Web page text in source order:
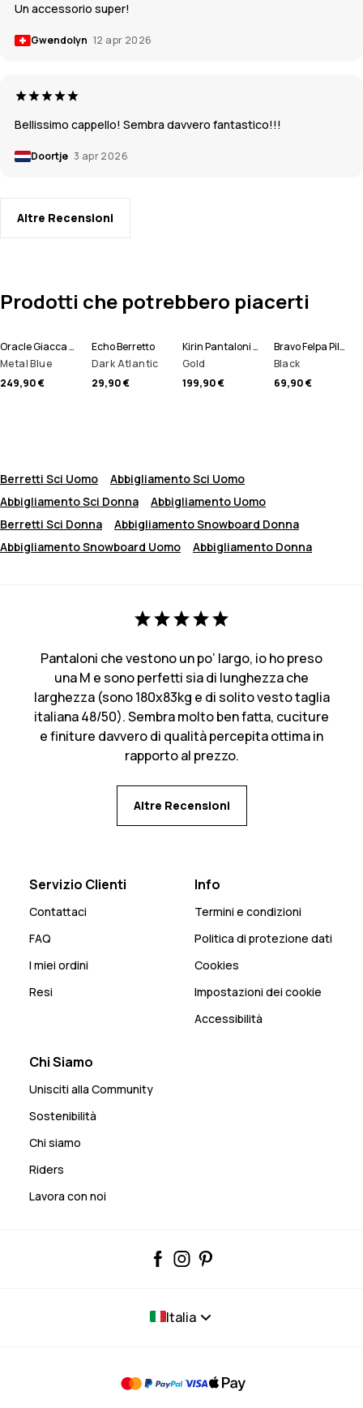
Un accessorio super!
Gwendolyn 12 apr 2026
Bellissimo cappello! Sembra davvero fantastico!!!
Doortje 3 apr 2026
Altre Recensioni
Prodotti che potrebbero piacerti
Oracle Giacca Sci Uomo
Metal Blue
249,90 €
Echo Berretto
Dark Atlantic
29,90 €
Kirin Pantaloni Sci Uomo
Gold
199,90 €
Bravo Felpa Pile Uomo
Black
69,90 €
Berretti Sci Uomo
Abbigliamento Sci Uomo
Abbigliamento Sci Donna
Abbigliamento Uomo
Berretti Sci Donna
Abbigliamento Snowboard Donna
Abbigliamento Snowboard Uomo
Abbigliamento Donna
Pantaloni che vestono un po’ largo, io ho preso
una M e sono perfetti sia di lunghezza che
larghezza (sono 180x83kg e di solito vesto taglia
italiana 48/50). Sembra molto ben fatta, cuciture
e finiture davvero di qualità percepita ottima in
rapporto al prezzo.
Altre Recensioni
Servizio Clienti
Contattaci
FAQ
I miei ordini
Resi
Info
Termini e condizioni
Politica di protezione dati
Cookies
Impostazioni dei cookie
Accessibilità
Chi Siamo
Unisciti alla Community
Sostenibilità
Chi siamo
Riders
Lavora con noi
Italia